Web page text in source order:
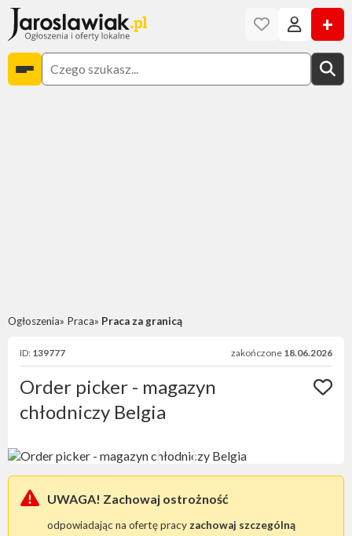
+
Ogłoszenia Praca Praca za granicą
ID: 139777 zakończone 18.06.2026
Order picker - magazyn
chłodniczy Belgia
UWAGA! Zachowaj ostrożność
odpowiadając na ofertę pracy zachowaj szczególną